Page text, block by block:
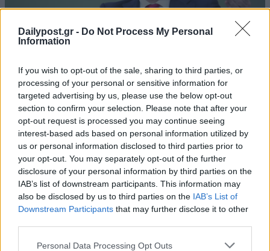
Dailypost.gr - Do Not Process My Personal
Information
If you wish to opt-out of the sale, sharing to third parties, or
processing of your personal or sensitive information for
targeted advertising by us, please use the below opt-out
section to confirm your selection. Please note that after your
opt-out request is processed you may continue seeing
interest-based ads based on personal information utilized by
us or personal information disclosed to third parties prior to
your opt-out. You may separately opt-out of the further
disclosure of your personal information by third parties on the
IAB’s list of downstream participants. This information may
also be disclosed by us to third parties on the IAB’s List of
Downstream Participants that may further disclose it to other
Personal Data Processing Opt Outs